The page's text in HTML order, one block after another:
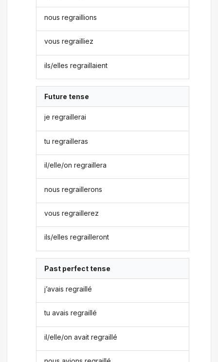
nous regraillions
vous regrailliez
ils/elles regraillaient
Future tense
je regraillerai
tu regrailleras
il/elle/on regraillera
nous regraillerons
vous regraillerez
ils/elles regrailleront
Past perfect tense
j’avais regraillé
tu avais regraillé
il/elle/on avait regraillé